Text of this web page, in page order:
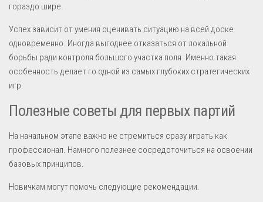
гораздо шире.
Успех зависит от умения оценивать ситуацию на всей доске
одновременно. Иногда выгоднее отказаться от локальной
борьбы ради контроля большого участка поля. Именно такая
особенность делает го одной из самых глубоких стратегических
игр.
Полезные советы для первых партий
На начальном этапе важно не стремиться сразу играть как
профессионал. Намного полезнее сосредоточиться на освоении
базовых принципов.
Новичкам могут помочь следующие рекомендации.